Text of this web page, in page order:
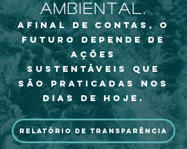
ambiental.
afinal de contas, o
futuro dependede
ações
sustentáveis que
são praticadas nos
dias de hoje.
RELATÓRIO DE TRANSPARÊNCIA